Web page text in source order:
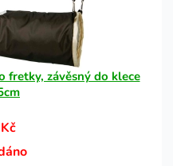
fretky, závěsný do klece